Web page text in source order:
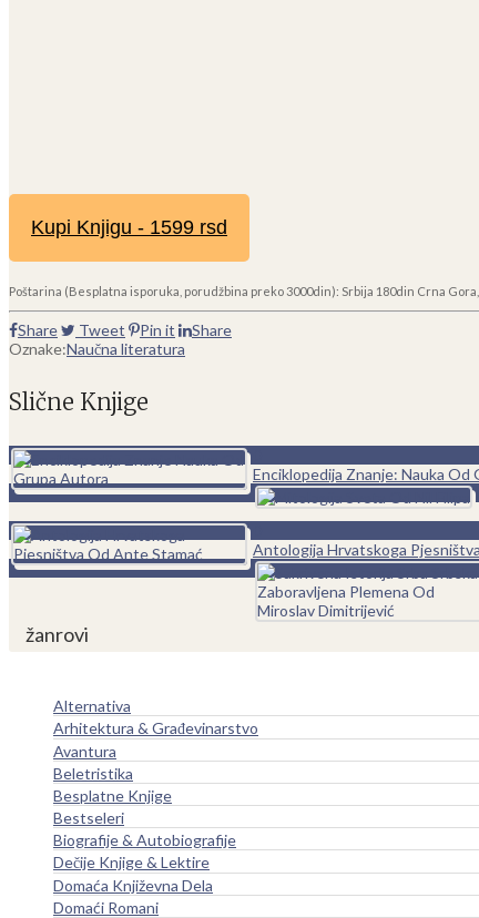
Kupi Knjigu - 1599 rsd
Poštarina (Besplatna isporuka, porudžbina preko 3000din): Srbija 180din Crna
Share Tweet Pin it
Share
Oznake:Naučna literatura
Slične Knjige
Enciklopedija Znanje: Nauka Od
Antologija Hrvatskoga
žanrovi
Alternativa
Arhitektura & Građevinarstvo
Avantura
Beletristika
Besplatne Knjige
Bestseleri
Biografije & Autobiografije
Dečije Knjige & Lektire
Domaća Književna Dela
Domaći Romani